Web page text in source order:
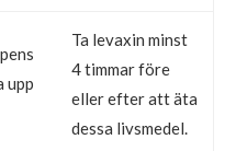
upp
Ta levaxin minst
4 timmar före
eller efter att äta
dessa livsmedel.